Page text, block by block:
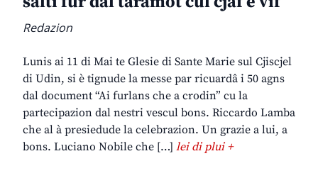
Redazion
Lunis ai 11 di Mai te Glesie di Sante Marie sul Cjiscjel
di Udin, si è tignude la messe par ricuardâ i 50 agns
dal document “Ai furlans che a crodin” cu la
partecipazion dal nestri vescul bons. Riccardo Lamba
che al à presiedude la celebrazion. Un grazie a lui, a
bons. Luciano Nobile che […] lei di plui +